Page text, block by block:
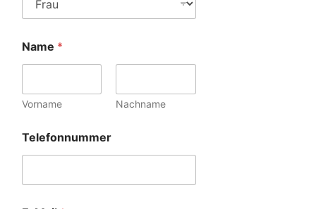
Name *
Vorname Nachname
Telefonnummer